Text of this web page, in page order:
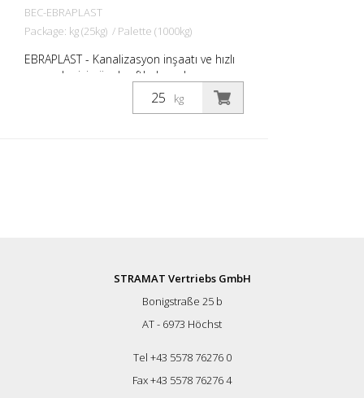
BEC-EBRAPLAST
Package: kg (25kg) / Palette (1000kg)
EBRAPLAST - Kanalizasyon inşaatı ve hızlı
onarımlar için özel şaftlı duvar harcı
kullanıma hazır kuru karışım, kısa çalışma
süresi ile 0-2 tane boyutu ÖZEL
kg
STRAMAT Vertriebs GmbH
Bonigstraße 25 b
AT - 6973 Höchst
Tel +43 5578 76276 0
Fax +43 5578 76276 4